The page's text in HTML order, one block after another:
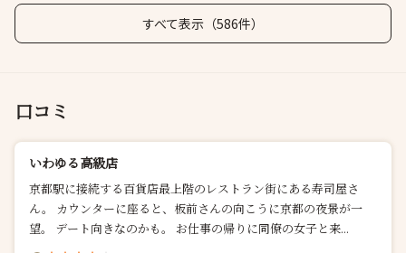
すべて表示（586件）
口コミ
いわゆる高級店
京都駅に接続する百貨店最上階のレストラン街にある寿司屋さ
ん。 カウンターに座ると、板前さんの向こうに京都の夜景が一
望。 デート向きなのかも。 お仕事の帰りに同僚の女子と来...